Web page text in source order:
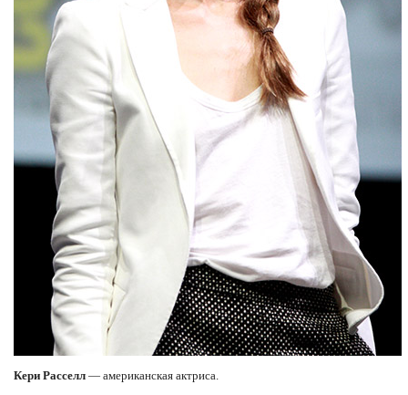
Кери Расселл — американская актриса.